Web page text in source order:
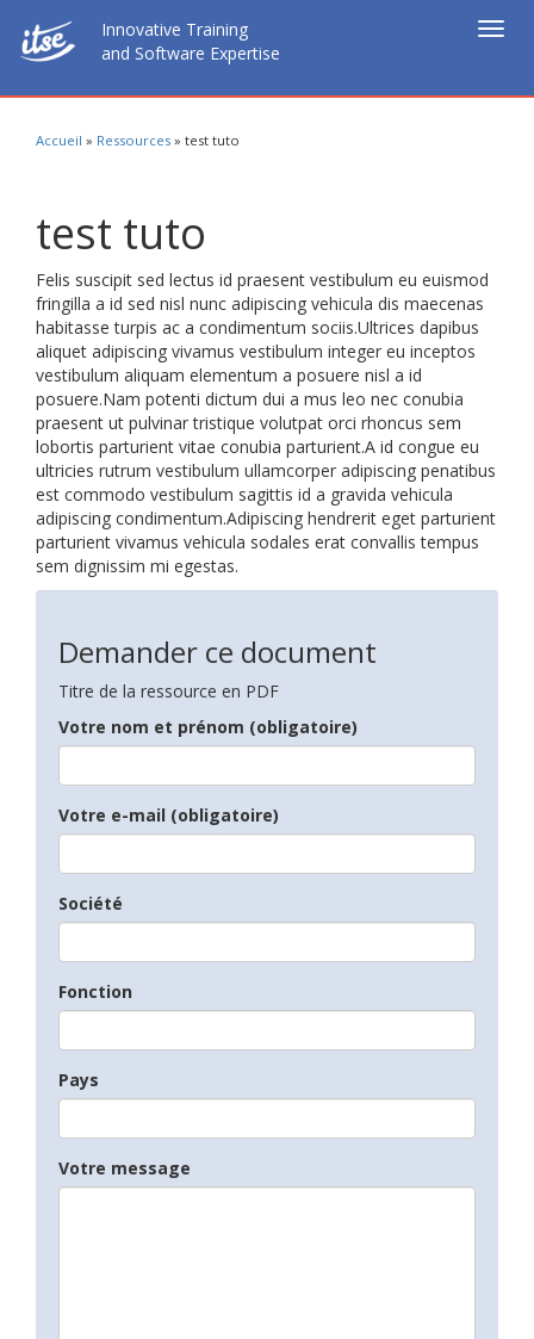
Innovative Training
and Software Expertise
Accueil » Ressources » test tuto
test tuto
Felis suscipit sed lectus id praesent vestibulum eu euismod
fringilla a id sed nisl nunc adipiscing vehicula dis maecenas
habitasse turpis ac a condimentum sociis.Ultrices dapibus
aliquet adipiscing vivamus vestibulum integer eu inceptos
vestibulum aliquam elementum a posuere nisl a id
posuere.Nam potenti dictum dui a mus leo nec conubia
praesent ut pulvinar tristique volutpat orci rhoncus sem
lobortis parturient vitae conubia parturient.A id congue eu
ultricies rutrum vestibulum ullamcorper adipiscing penatibus
est commodo vestibulum sagittis id a gravida vehicula
adipiscing condimentum.Adipiscing hendrerit eget parturient
parturient vivamus vehicula sodales erat convallis tempus
sem dignissim mi egestas.
Demander ce document
Titre de la ressource en PDF
Votre nom et prénom (obligatoire)
Votre e-mail (obligatoire)
Société
Fonction
Pays
Votre message